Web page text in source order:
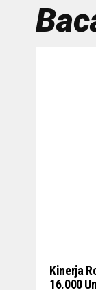
Kinerja
16.000